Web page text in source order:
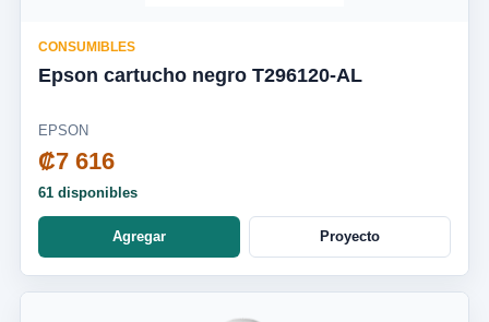
CONSUMIBLES
Epson cartucho negro T296120-AL
EPSON
₡7 616
61 disponibles
Agregar Proyecto